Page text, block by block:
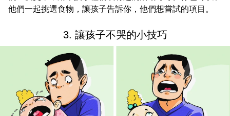
他們一起挑選食物，讓孩子告訴你，他們想嘗試的項目。
3. 讓孩子不哭的小技巧